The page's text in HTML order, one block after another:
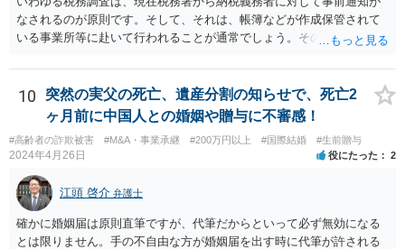
なされるのが原則です。そして、それは、帳簿などが作成保管されて
いる事業所等に赴いて行われることが通常でしょう。その場合、当然
税務署からの行政指導の一環として調査・質問に応じて、何らかの対
応をしたのでしょうか。それであれば、場合によっては税理士限りで
の対応はありえるかもしれません。ただそうすると、もともとの申告
の不備の是正ということになるので、報酬が発生するものかどうかと
いう問題はあるかも知れません。 あらためて、問い合わせをした方が
よいかもしれません。
10
突然の実父の死亡、遺産分割の知らせで、死亡2
ヶ月前に中国人との婚姻や贈与に不審感！
#高齢者の詐欺被害 #M&A・事業承継 #200万円以上 #国際結婚 #生前贈与
2024年4月26日 役にたった 2
江頭 啓介 弁護士
確かに婚姻届は原則直筆ですが、代筆だからといって必ず無効になる
とは限りません。手の不自由な方が婚姻届を出す時に代筆が許される